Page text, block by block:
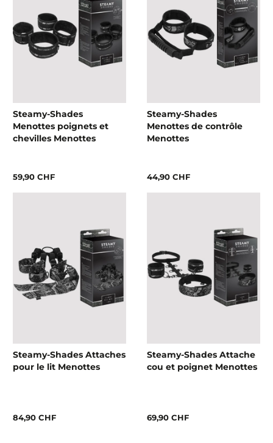
Steamy-Shades
Menottes poignets et
chevilles Menottes
59,90 CHF
Steamy-Shades
Menottes de contrôle
Menottes
44,90 CHF
Steamy-Shades Attaches
pour le lit Menottes
84,90 CHF
Steamy-Shades Attache
cou et poignet Menottes
69,90 CHF